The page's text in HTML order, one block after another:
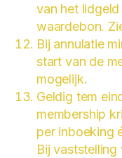
van het
waardebon.
Bij annulatie
start van de
mogelijk.
Geldig tem
membership
per inboeking
Bij